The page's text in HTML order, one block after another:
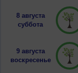
8 августа
суббота
9 августа
воскресенье